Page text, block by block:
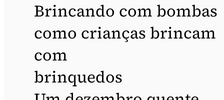
Brincando com bombas
como crianças brincam
com
brinquedos